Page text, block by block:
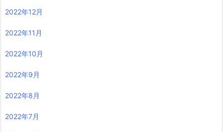
2022年12月
2022年11月
2022年10月
2022年9月
2022年8月
2022年7月